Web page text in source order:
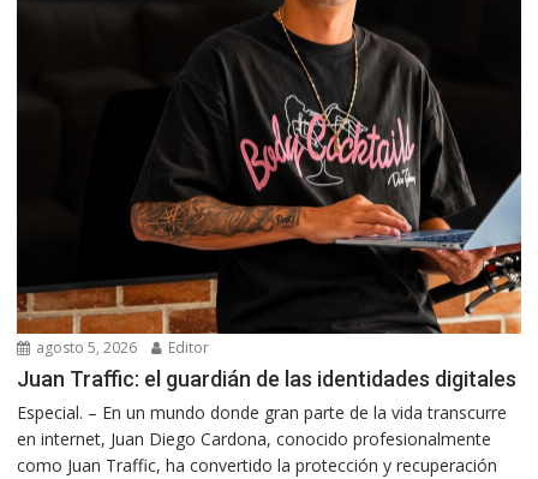
agosto 5, 2026 Editor
Juan Traffic: el guardián de las identidades digitales
Especial. – En un mundo donde gran parte de la vida transcurre
en internet, Juan Diego Cardona, conocido profesionalmente
como Juan Traffic, ha convertido la protección y recuperación